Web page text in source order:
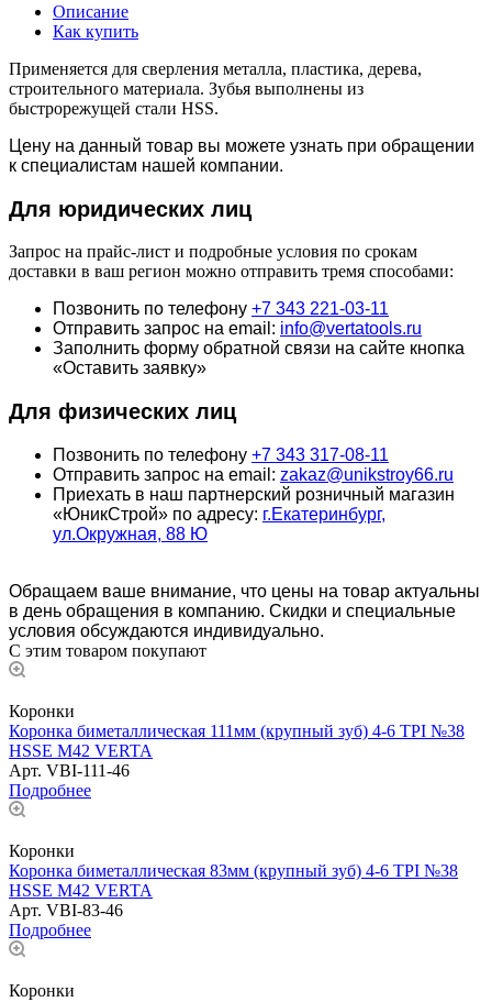
Описание
Как купить
Применяется для сверления металла, пластика, дерева,
строительного материала. Зубья выполнены из
быстрорежущей стали HSS.
Цену на данный товар вы можете узнать при обращении
к специалистам нашей компании.
Для юридических лиц
Запрос на прайс-лист и подробные условия по срокам
доставки в ваш регион можно отправить тремя способами:
Позвонить по телефону +7 343 221-03-11
Отправить запрос на email: info@vertatools.ru
Заполнить форму обратной связи на сайте кнопка
«Оставить заявку»
Для физических лиц
Позвонить по телефону +7 343 317-08-11
Отправить запрос на email: zakaz@unikstroy66.ru
Приехать в наш партнерский розничный магазин
«ЮникСтрой» по адресу: г.Екатеринбург,
ул.Окружная, 88 Ю
Обращаем ваше внимание, что цены на товар актуальны
в день обращения в компанию. Скидки и специальные
условия обсуждаются индивидуально.
С этим товаром покупают
Коронки
Коронка биметаллическая 111мм (крупный зуб) 4-6 TPI №38
HSSE М42 VERTA
Арт. VBI-111-46
Подробнее
Коронки
Коронка биметаллическая 83мм (крупный зуб) 4-6 TPI №38
HSSE М42 VERTA
Арт. VBI-83-46
Подробнее
Коронки